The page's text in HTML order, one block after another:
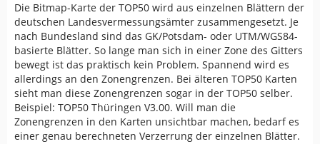
Die Bitmap-Karte der TOP50 wird aus einzelnen Blättern der
deutschen Landesvermessungsämter zusammengesetzt. Je
nach Bundesland sind das GK/Potsdam- oder UTM/WGS84-
basierte Blätter. So lange man sich in einer Zone des Gitters
bewegt ist das praktisch kein Problem. Spannend wird es
allerdings an den Zonengrenzen. Bei älteren TOP50 Karten
sieht man diese Zonengrenzen sogar in der TOP50 selber.
Beispiel: TOP50 Thüringen V3.00. Will man die
Zonengrenzen in den Karten unsichtbar machen, bedarf es
einer genau berechneten Verzerrung der einzelnen Blätter.